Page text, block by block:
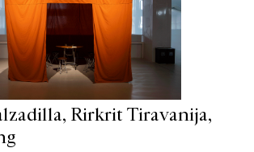
Rirkrit Tiravanija,